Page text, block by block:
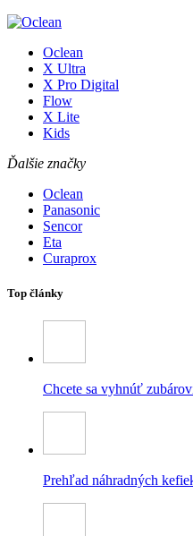
Oclean
X Ultra
X Pro Digital
Flow
X Lite
Kids
Ďalšie značky
Oclean
Panasonic
Sencor
Eta
Curaprox
Top články
Chcete sa vyhnúť
Prehľad náhradných